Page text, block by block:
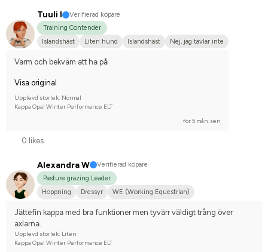
Tuuli I
Verifierad köpare
Training Contender
Islandshäst
Liten hund Islandshäst Nej, jag tävlar inte
Varm och bekväm att ha på
Visa original
Upplevd storlek: Normal
Kappa Opal Winter Performance ELT
för 5 mån. sen
0 likes
Alexandra W
Verifierad köpare
Pasture grazing Leader
Hoppning
Dressyr
WE (Working Equestrian)
Tävlingsrider på hobbynivå
Jättefin kappa med bra funktioner men tyvärr väldigt trång över
axlarna.
Upplevd storlek: Liten
Kappa Opal Winter Performance ELT